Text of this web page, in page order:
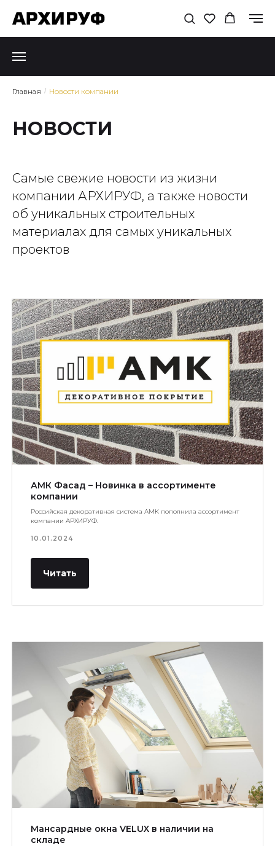
Главная / Новости компании
НОВОСТИ
Самые свежие новости из жизни
компании АРХИРУФ, а также новости
об уникальных строительных
материалах для самых уникальных
проектов
АМК Фасад – Новинка в ассортименте
компании
Российская декоративная система АМК пополнила ассортимент
компании АРХИРУФ.
10.01.2024
Читать
Мансардные окна VELUX в наличии на
складе